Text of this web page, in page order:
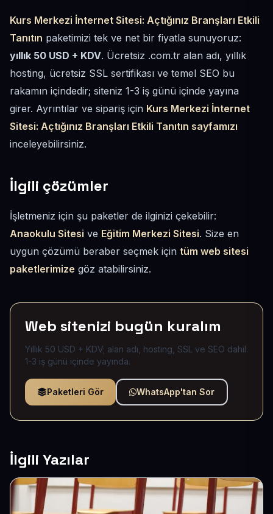
Kurs Merkezi İnternet Sitesi: Açtığınız Branşları Etkili
Tanıtın paketimizi tek ve net bir fiyatla sunuyoruz:
yıllık 50 USD + KDV. Ücretsiz .com.tr alan adı, yıllık
hosting, ücretsiz SSL sertifikası ve temel SEO bu
rakamın içindedir; siteniz 1-3 iş günü içinde yayına
girer. Ayrıntılar ve sipariş için Kurs Merkezi İnternet
Sitesi: Açtığınız Branşları Etkili Tanıtın sayfamızı
inceleyebilirsiniz.
İlgili çözümler
İşletmeniz için şu paketler de ilginizi çekebilir:
Anaokulu Sitesi ve Eğitim Merkezi Sitesi. Size en
uygun çözümü beraber seçmek için tüm web sitesi
paketlerimize göz atabilirsiniz.
Web sitenizi bugün kuralım
Yıllık 50 USD + KDV; alan adı, hosting, SSL ve SEO dahil.
1-3 iş günü içinde yayında.
Paketleri Gör WhatsApp'tan Sor
İlgili Yazılar